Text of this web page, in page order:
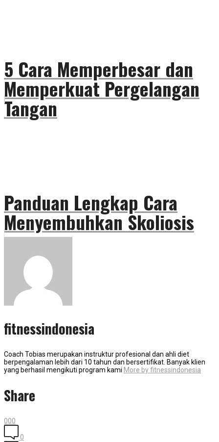
5 Cara Memperbesar dan
Memperkuat Pergelangan
Tangan
Panduan Lengkap Cara
Menyembuhkan Skoliosis
fitnessindonesia
Coach Tobias merupakan instruktur profesional dan ahli diet
berpengalaman lebih dari 10 tahun dan bersertifikat. Banyak klien
yang berhasil mengikuti program kami More by fitnessindonesia
Share
000
0